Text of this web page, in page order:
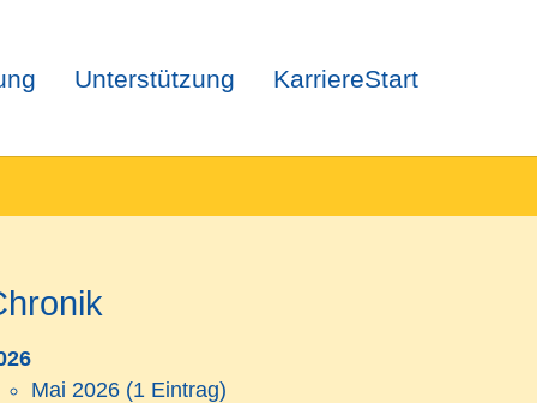
Unterstützung KarriereStart
Mai 2026 (1 Eintrag)